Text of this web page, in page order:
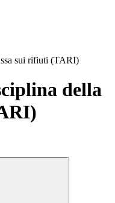
sui rifiuti (TARI)
della